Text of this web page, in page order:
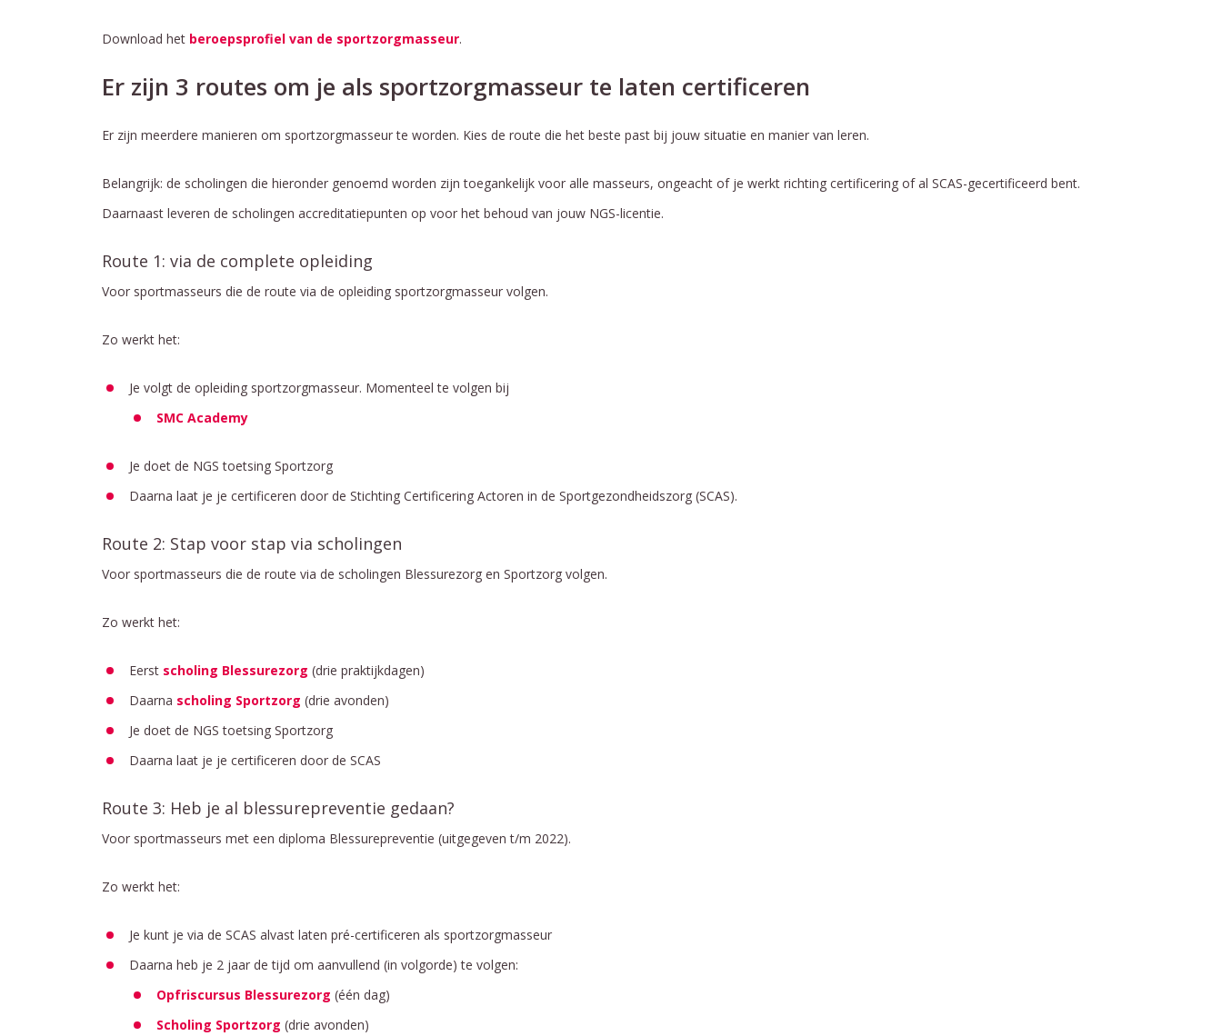
Download het beroepsprofiel van de sportzorgmasseur.
Er zijn 3 routes om je als sportzorgmasseur te laten certificeren
Er zijn meerdere manieren om sportzorgmasseur te worden. Kies de route die het beste past bij jouw situatie en manier van leren.
Belangrijk: de scholingen die hieronder genoemd worden zijn toegankelijk voor alle masseurs, ongeacht of je werkt richting certificering of al SCAS-gecertificeerd bent.
Daarnaast leveren de scholingen accreditatiepunten op voor het behoud van jouw NGS-licentie.
Route 1: via de complete opleiding
Voor sportmasseurs die de route via de opleiding sportzorgmasseur volgen.
Zo werkt het:
Je volgt de opleiding sportzorgmasseur. Momenteel te volgen bij
SMC Academy
Je doet de NGS toetsing Sportzorg
Daarna laat je je certificeren door de Stichting Certificering Actoren in de Sportgezondheidszorg (SCAS).
Route 2: Stap voor stap via scholingen
Voor sportmasseurs die de route via de scholingen Blessurezorg en Sportzorg volgen.
Zo werkt het:
Eerst scholing Blessurezorg (drie praktijkdagen)
Daarna scholing Sportzorg (drie avonden)
Je doet de NGS toetsing Sportzorg
Daarna laat je je certificeren door de SCAS
Route 3: Heb je al blessurepreventie gedaan?
Voor sportmasseurs met een diploma Blessurepreventie (uitgegeven t/m 2022).
Zo werkt het:
Je kunt je via de SCAS alvast laten pré-certificeren als sportzorgmasseur
Daarna heb je 2 jaar de tijd om aanvullend (in volgorde) te volgen:
Opfriscursus Blessurezorg (één dag)
Scholing Sportzorg (drie avonden)